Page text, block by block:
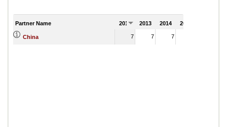
Partner Name 2012 2013 2014 2015
China 7 7 7